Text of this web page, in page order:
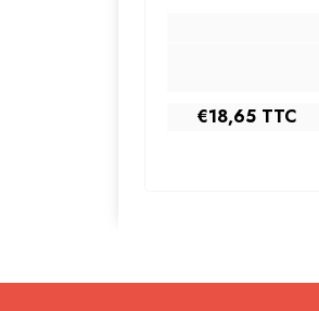
€18,65 TTC